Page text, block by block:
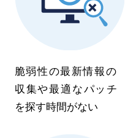
脆弱性の最新情報の
収集や最適なパッチ
を探す時間がない